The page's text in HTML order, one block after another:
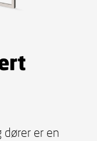
dører er en